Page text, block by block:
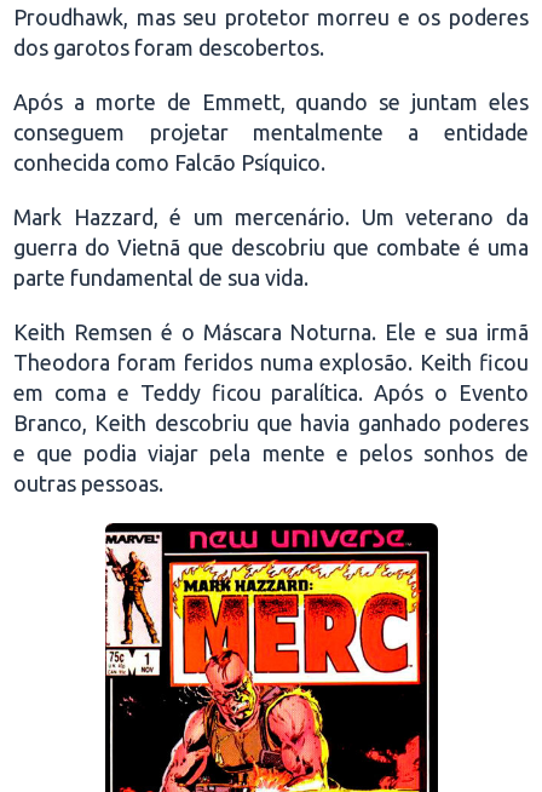
Proudhawk, mas seu protetor morreu e os poderes
dos garotos foram descobertos.
Após a morte de Emmett, quando se juntam eles
conseguem projetar mentalmente a entidade
conhecida como Falcão Psíquico.
Mark Hazzard, é um mercenário. Um veterano da
guerra do Vietnã que descobriu que combate é uma
parte fundamental de sua vida.
Keith Remsen é o Máscara Noturna. Ele e sua irmã
Theodora foram feridos numa explosão. Keith ficou
em coma e Teddy ficou paralítica. Após o Evento
Branco, Keith descobriu que havia ganhado poderes
e que podia viajar pela mente e pelos sonhos de
outras pessoas.